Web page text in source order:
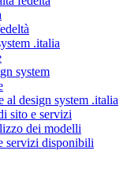
.italia
system
al design system .italia
sito e servizi
dei modelli
servizi disponibili